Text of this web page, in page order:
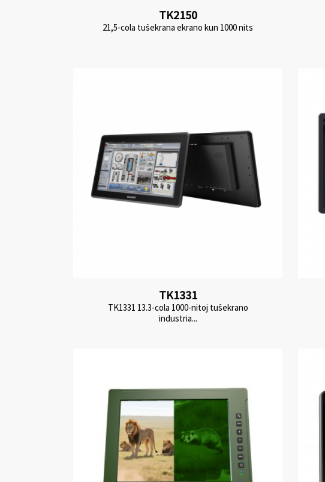
TK2150
21,5-cola tuŝekrana ekrano kun 1000 nits
TK1331
TK1331 13.3-cola 1000-nitoj tuŝekrano
industria...